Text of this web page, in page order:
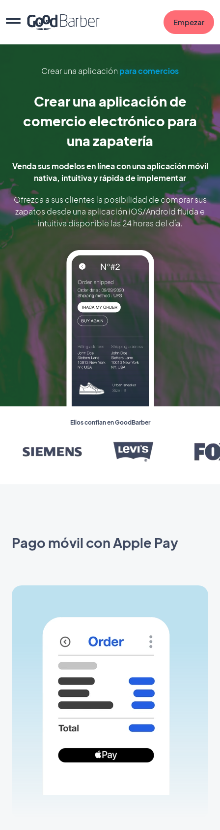
Empezar
Crear una aplicación para comercios
Crear una aplicación de
comercio electrónico para
una zapatería
Venda sus modelos en línea con una aplicación móvil
nativa, intuitiva y rápida de implementar
Ofrezca a sus clientes la posibilidad de comprar sus
zapatos desde una aplicación iOS/Android fluida e
intuitiva disponible las 24 horas del día.
Ellos confían en GoodBarber
Pago móvil con Apple Pay